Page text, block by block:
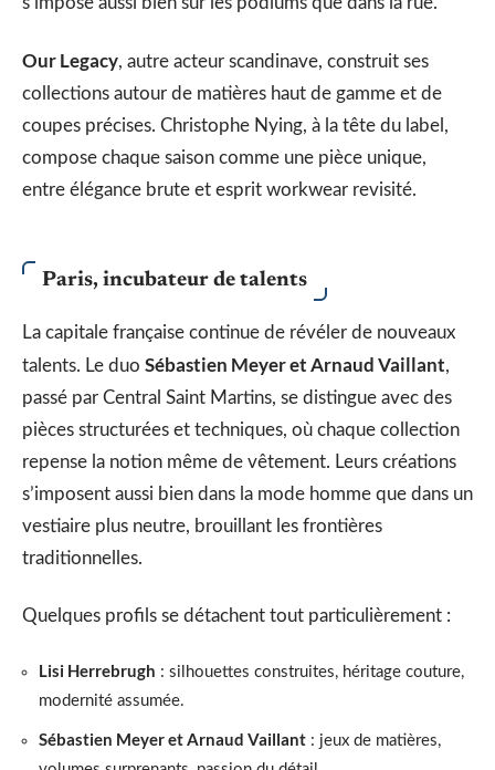
Our Legacy, autre acteur scandinave, construit ses
collections autour de matières haut de gamme et de
coupes précises. Christophe Nying, à la tête du label,
compose chaque saison comme une pièce unique,
entre élégance brute et esprit workwear revisité.
Paris, incubateur de talents
La capitale française continue de révéler de nouveaux
talents. Le duo Sébastien Meyer et Arnaud Vaillant,
passé par Central Saint Martins, se distingue avec des
pièces structurées et techniques, où chaque collection
repense la notion même de vêtement. Leurs créations
s’imposent aussi bien dans la mode homme que dans un
vestiaire plus neutre, brouillant les frontières
traditionnelles.
Quelques profils se détachent tout particulièrement :
Lisi Herrebrugh : silhouettes construites, héritage couture,
modernité assumée.
Sébastien Meyer et Arnaud Vaillant : jeux de matières,